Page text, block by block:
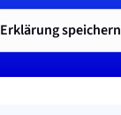
Erklärung speichern